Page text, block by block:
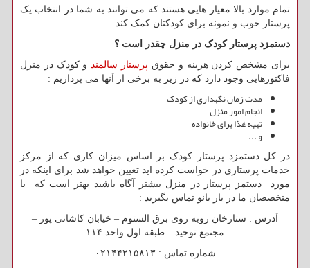
تمام موارد بالا معیار هایی هستند که می توانند به شما در انتخاب یک
پرستار خوب و نمونه برای کودکتان کمک کند.
دستمزد پرستار کودک در منزل چقدر است ؟
برای مشخص کردن هزینه و حقوق پرستار سالمندو کودک در منزل
فاکتورهایی وجود دارد که در زیر به برخی از آنها می پردازیم :
مدت زمان نگهداری از کودک
انجام امور منزل
تهیه غذا برای خانواده
و ...
در کل دستمزد پرستار کودک بر اساس میزان کاری که از مرکز
خدمات پرستاری در خواست کرده اید تعیین خواهد شد برای اینکه در
مورد دستمز پرستار در منزل بیشتر آگاه باشید بهتر است که با
متخصصان ما در یار بانو تماس بگیرید :
آدرس : ستارخان روبه روی برق الستوم – خیابان کاشانی پور –
مجتمع توحید – طبقه اول واحد ۱۱۴
شماره تماس : ۰۲۱۴۴۲۱۵۸۱۳